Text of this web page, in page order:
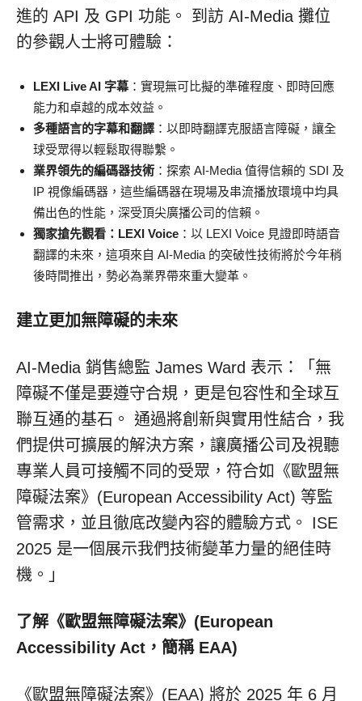
進的 API 及 GPI 功能。 到訪 AI-Media 攤位
的參觀人士將可體驗：
LEXI Live AI 字幕：實現無可比擬的準確程度、即時回應
能力和卓越的成本效益。
多種語言的字幕和翻譯 ：以即時翻譯克服語言障礙，讓全
球受眾得以輕鬆取得聯繫。
業界領先的編碼器技術 ：探索 AI-Media 值得信賴的 SDI 及
IP 視像編碼器，這些編碼器在現場及串流播放環境中均具
備出色的性能，深受頂尖廣播公司的信賴。
獨家搶先觀看：LEXI Voice ：以 LEXI Voice 見證即時語音
翻譯的未來，這項來自 AI-Media 的突破性技術將於今年稍
後時間推出，勢必為業界帶來重大變革。
建立更加無障礙的未來
AI-Media 銷售總監 James Ward 表示：「無
障礙不僅是要遵守合規，更是包容性和全球互
聯互通的基石。 通過將創新與實用性結合，我
們提供可擴展的解決方案，讓廣播公司及視聽
專業人員可接觸不同的受眾，符合如《歐盟無
障礙法案》(European Accessibility Act) 等監
管需求，並且徹底改變內容的體驗方式。 ISE
2025 是一個展示我們技術變革力量的絕佳時
機。」
了解《歐盟無障礙法案》(European
Accessibility Act，簡稱 EAA)
《歐盟無障礙法案》(EAA) 將於 2025 年 6 月